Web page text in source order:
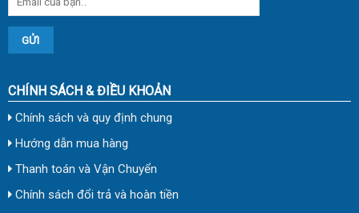
CHÍNH SÁCH & ĐIỀU KHOẢN
Chính sách và quy định chung
Hướng dẫn mua hàng
Thanh toán và Vận Chuyển
Chính sách đổi trả và hoàn tiền